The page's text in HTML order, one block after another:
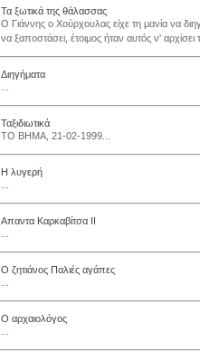
Τα ξωτικά της θάλασσας
Ο Γιάννης ο Χούρχουλας είχε τη μανία να
να ξαποστάσει, έτοιμος ήταν αυτός ν'
Διηγήματα
Ταξιδιωτικά
ΤΟ ΒΗΜΑ, 21-02-1999...
Η λυγερή
Απαντα Καρκαβίτσα ΙΙ
Ο ζητιάνος Παλιές αγάπες
Ο αρχαιολόγος